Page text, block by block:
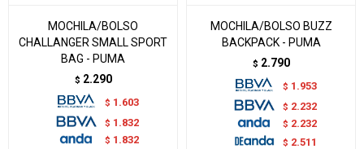
MOCHILA/BOLSO
CHALLANGER SMALL SPORT
BAG - PUMA
$ 2.290
$ 1.603
$ 1.832
$ 1.832
MOCHILA/BOLSO BUZZ
BACKPACK - PUMA
$ 2.790
$ 1.953
$ 2.232
$ 2.232
$ 2.511